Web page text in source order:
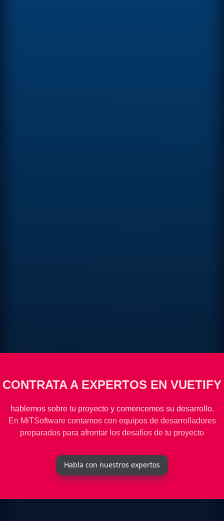
CONTRATA A EXPERTOS EN VUETIFY
hablemos sobre tu proyecto y comencemos su desarrollo.
En MiTSoftware contamos con equipos de desarrolladores
preparados para afrontar los desafios de tu proyecto
Habla con nuestros expertos